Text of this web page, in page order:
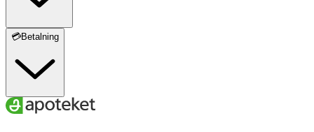
💳Betalning